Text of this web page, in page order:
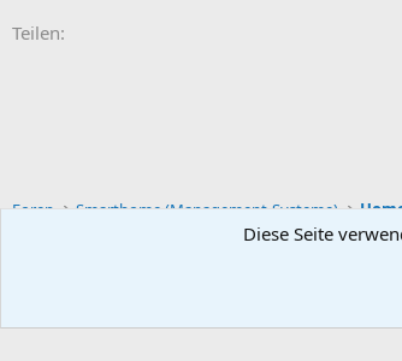
Teilen:
Foren Smarthome (Management-Systeme)
Diese Seite